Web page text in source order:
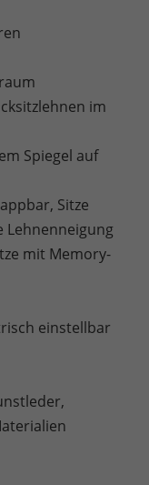
im
Spiegel auf
Sitze
Lehnenneigung
mit Memory-
einstellbar